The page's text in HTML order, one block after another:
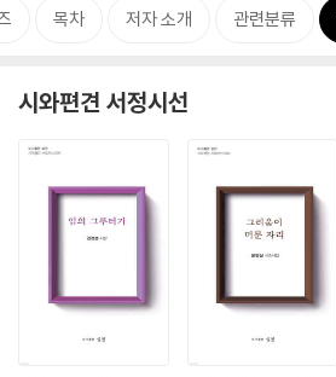
목차 저자 소개 관련분류
시와편견 서정시선